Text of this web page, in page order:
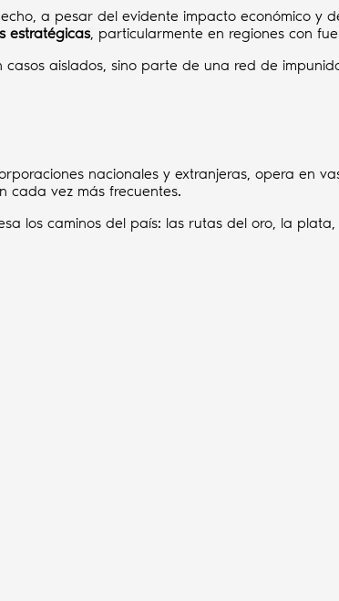
a pesar del evidente impacto económico y
estratégicas, particularmente en regiones con
aislados, sino parte de una red de
nacionales y extranjeras, opera en
cada vez más frecuentes.
los caminos del país: las rutas del oro, la